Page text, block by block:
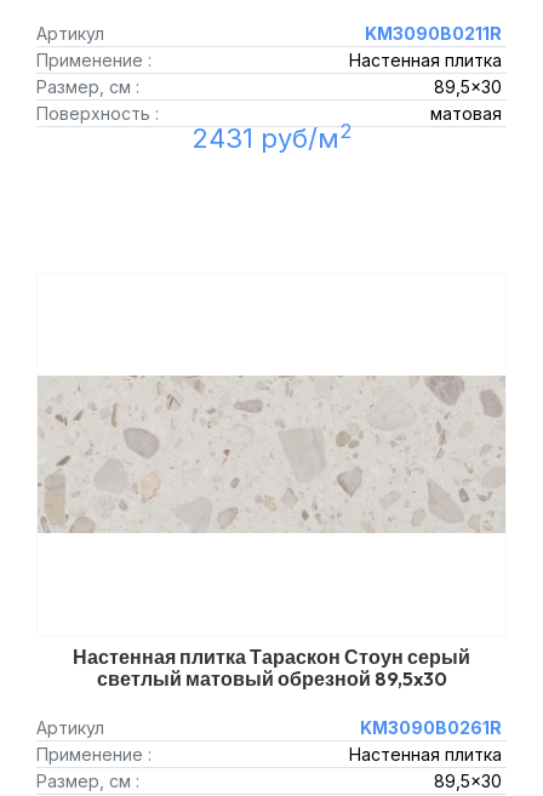
Артикул
KM3090B0211R
Применение :
Настенная плитка
Размер, см :
89,5x30
Поверхность :
матовая
2431 руб/м2
Настенная плитка Тараскон Стоун серый
светлый матовый обрезной 89,5x30
Артикул
KM3090B0261R
Применение :
Настенная плитка
Размер, см :
89,5x30